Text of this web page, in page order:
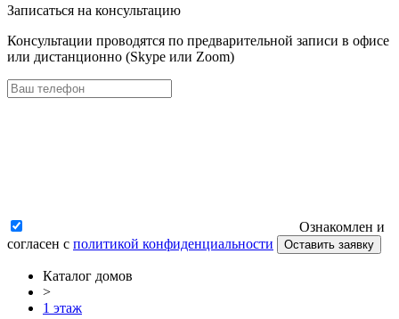
Записаться на консультацию
Консультации проводятся по предварительной записи в офисе
или дистанционно (Skype или Zoom)
Ознакомлен и
согласен с политикой конфиденциальности Оставить заявку
Каталог домов
>
1 этаж